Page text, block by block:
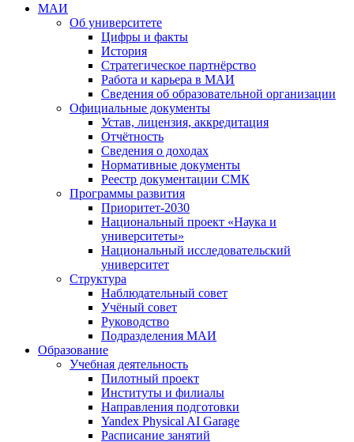
МАИ
Об университете
Цифры и факты
История
Стратегическое партнёрство
Работа и карьера в МАИ
Сведения об образовательной организации
Официальные документы
Устав, лицензия, аккредитация
Отчётность
Сведения о доходах
Нормативные документы
Реестр документации СМК
Программы развития
Приоритет-2030
Национальный проект «Наука и
университеты»
Национальный исследовательский
университет
Структура
Наблюдательный совет
Учёный совет
Руководство
Подразделения МАИ
Образование
Учебная деятельность
Пилотный проект
Институты и филиалы
Направления подготовки
Yandex Physical AI Garage
Расписание занятий